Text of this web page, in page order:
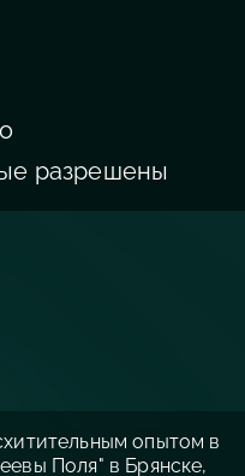
разрешены
опытом в
Поля" в Брянске,